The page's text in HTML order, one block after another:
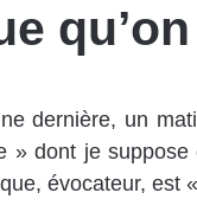
dernière, un
» dont je
évocateur, est